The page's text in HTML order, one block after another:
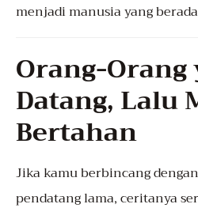
menjadi manusia yang
Orang-Orang
Datang, Lalu
Bertahan
Jika kamu berbincang
pendatang lama, ceritanya